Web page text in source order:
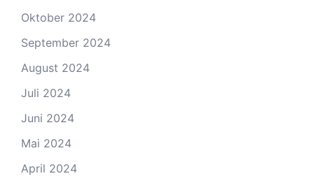
Oktober 2024
September 2024
August 2024
Juli 2024
Juni 2024
Mai 2024
April 2024